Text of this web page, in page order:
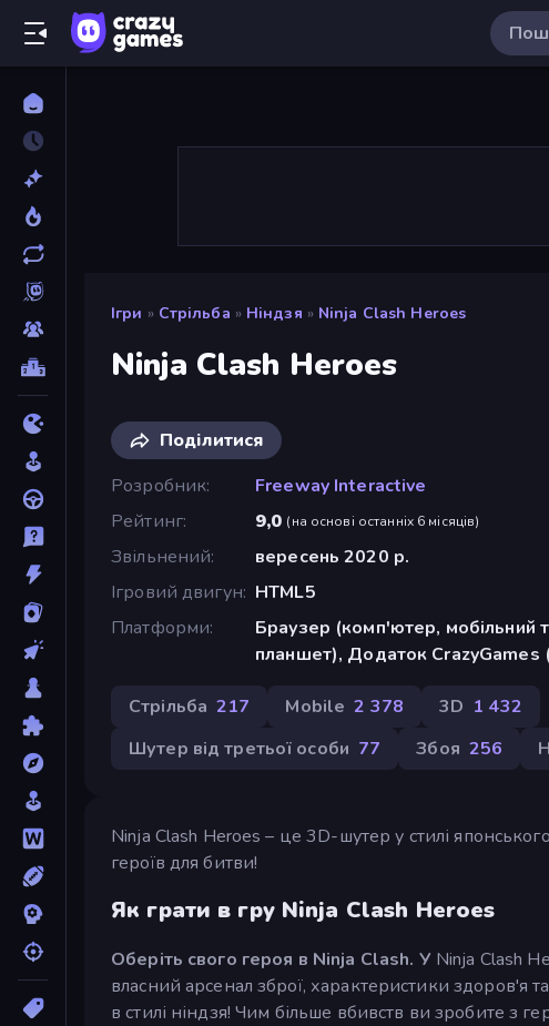
Ігри » Стрільба » Ніндзя » Ninja Clash Heroes
Ninja Clash Heroes
Поділитися
Розробник
Freeway Interactive
Рейтинг
9,0 (на основі останніх 6 місяців)
Звільнений
вересень 2020 р.
Ігровий двигун HTML5
Платформи
Браузер (комп'ютер, мобільний
планшет), Додаток CrazyGames
Стрільба 217 Mobile 2 378 3D 1 432
Шутер від третьої особи 77 Збоя 256
Ninja Clash Heroes – це 3D-шутер у стилі
героїв для битви!
Як грати в гру Ninja Clash Heroes
Оберіть свого героя в Ninja Clash. У Ninja Clash
власний арсенал зброї, характеристики здоров'я
в стилі ніндзя! Чим більше вбивств ви зробите з